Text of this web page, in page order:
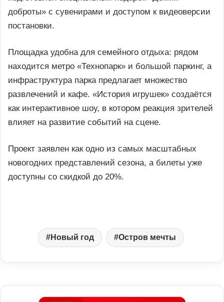
доброты» с сувенирами и доступом к видеоверсии
постановки.
Площадка удобна для семейного отдыха: рядом
находится метро «Технопарк» и большой паркинг, а
инфраструктура парка предлагает множество
развлечений и кафе. «История игрушек» создаётся
как интерактивное шоу, в котором реакция зрителей
влияет на развитие событий на сцене.
Проект заявлен как одно из самых масштабных
новогодних представлений сезона, а билеты уже
доступны со скидкой до 20%.
Новый год Остров мечты